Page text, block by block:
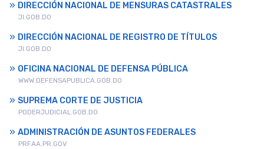
DIRECCIÓN NACIONAL DE MENSURAS CATASTRALES
JI.GOB.DO
DIRECCIÓN NACIONAL DE REGISTRO DE TÍTULOS
JI.GOB.DO
OFICINA NACIONAL DE DEFENSA PÚBLICA
WWW.DEFENSAPUBLICA.GOB.DO
SUPREMA CORTE DE JUSTICIA
PODERJUDICIAL.GOB.DO
ADMINISTRACIÓN DE ASUNTOS FEDERALES
PRFAA.PR.GOV